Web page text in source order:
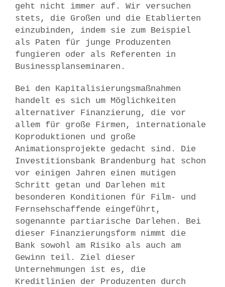
geht nicht immer auf. Wir versuchen
stets, die Großen und die Etablierten
einzubinden, indem sie zum Beispiel
als Paten für junge Produzenten
fungieren oder als Referenten in
Businessplanseminaren.
Bei den Kapitalisierungsmaßnahmen
handelt es sich um Möglichkeiten
alternativer Finanzierung, die vor
allem für große Firmen, internationale
Koproduktionen und große
Animationsprojekte gedacht sind. Die
Investitionsbank Brandenburg hat schon
vor einigen Jahren einen mutigen
Schritt getan und Darlehen mit
besonderen Konditionen für Film- und
Fernsehschaffende eingeführt,
sogenannte partiarische Darlehen. Bei
dieser Finanzierungsform nimmt die
Bank sowohl am Risiko als auch am
Gewinn teil. Ziel dieser
Unternehmungen ist es, die
Kreditlinien der Produzenten durch